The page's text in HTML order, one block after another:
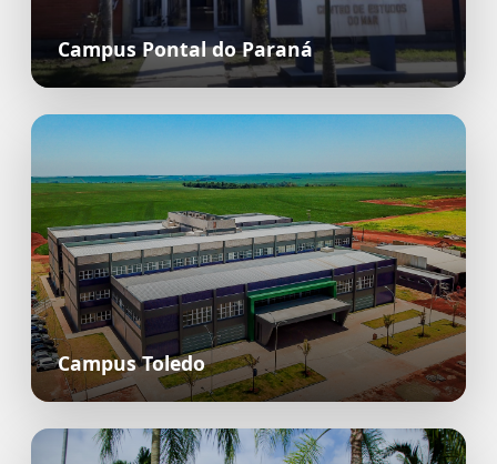
Campus Pontal do Paraná
Campus Toledo